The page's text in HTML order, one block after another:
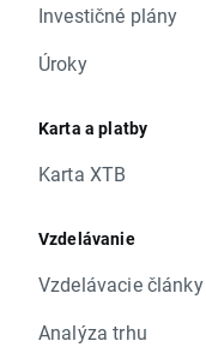
Investičné plány
Úroky
Karta a platby
Karta XTB
Vzdelávanie
Vzdelávacie články
Analýza trhu